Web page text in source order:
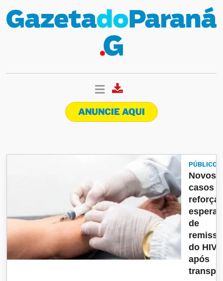
ANUNCIE AQUI
PÚBLICO
Novos
casos
de
do HIV
após